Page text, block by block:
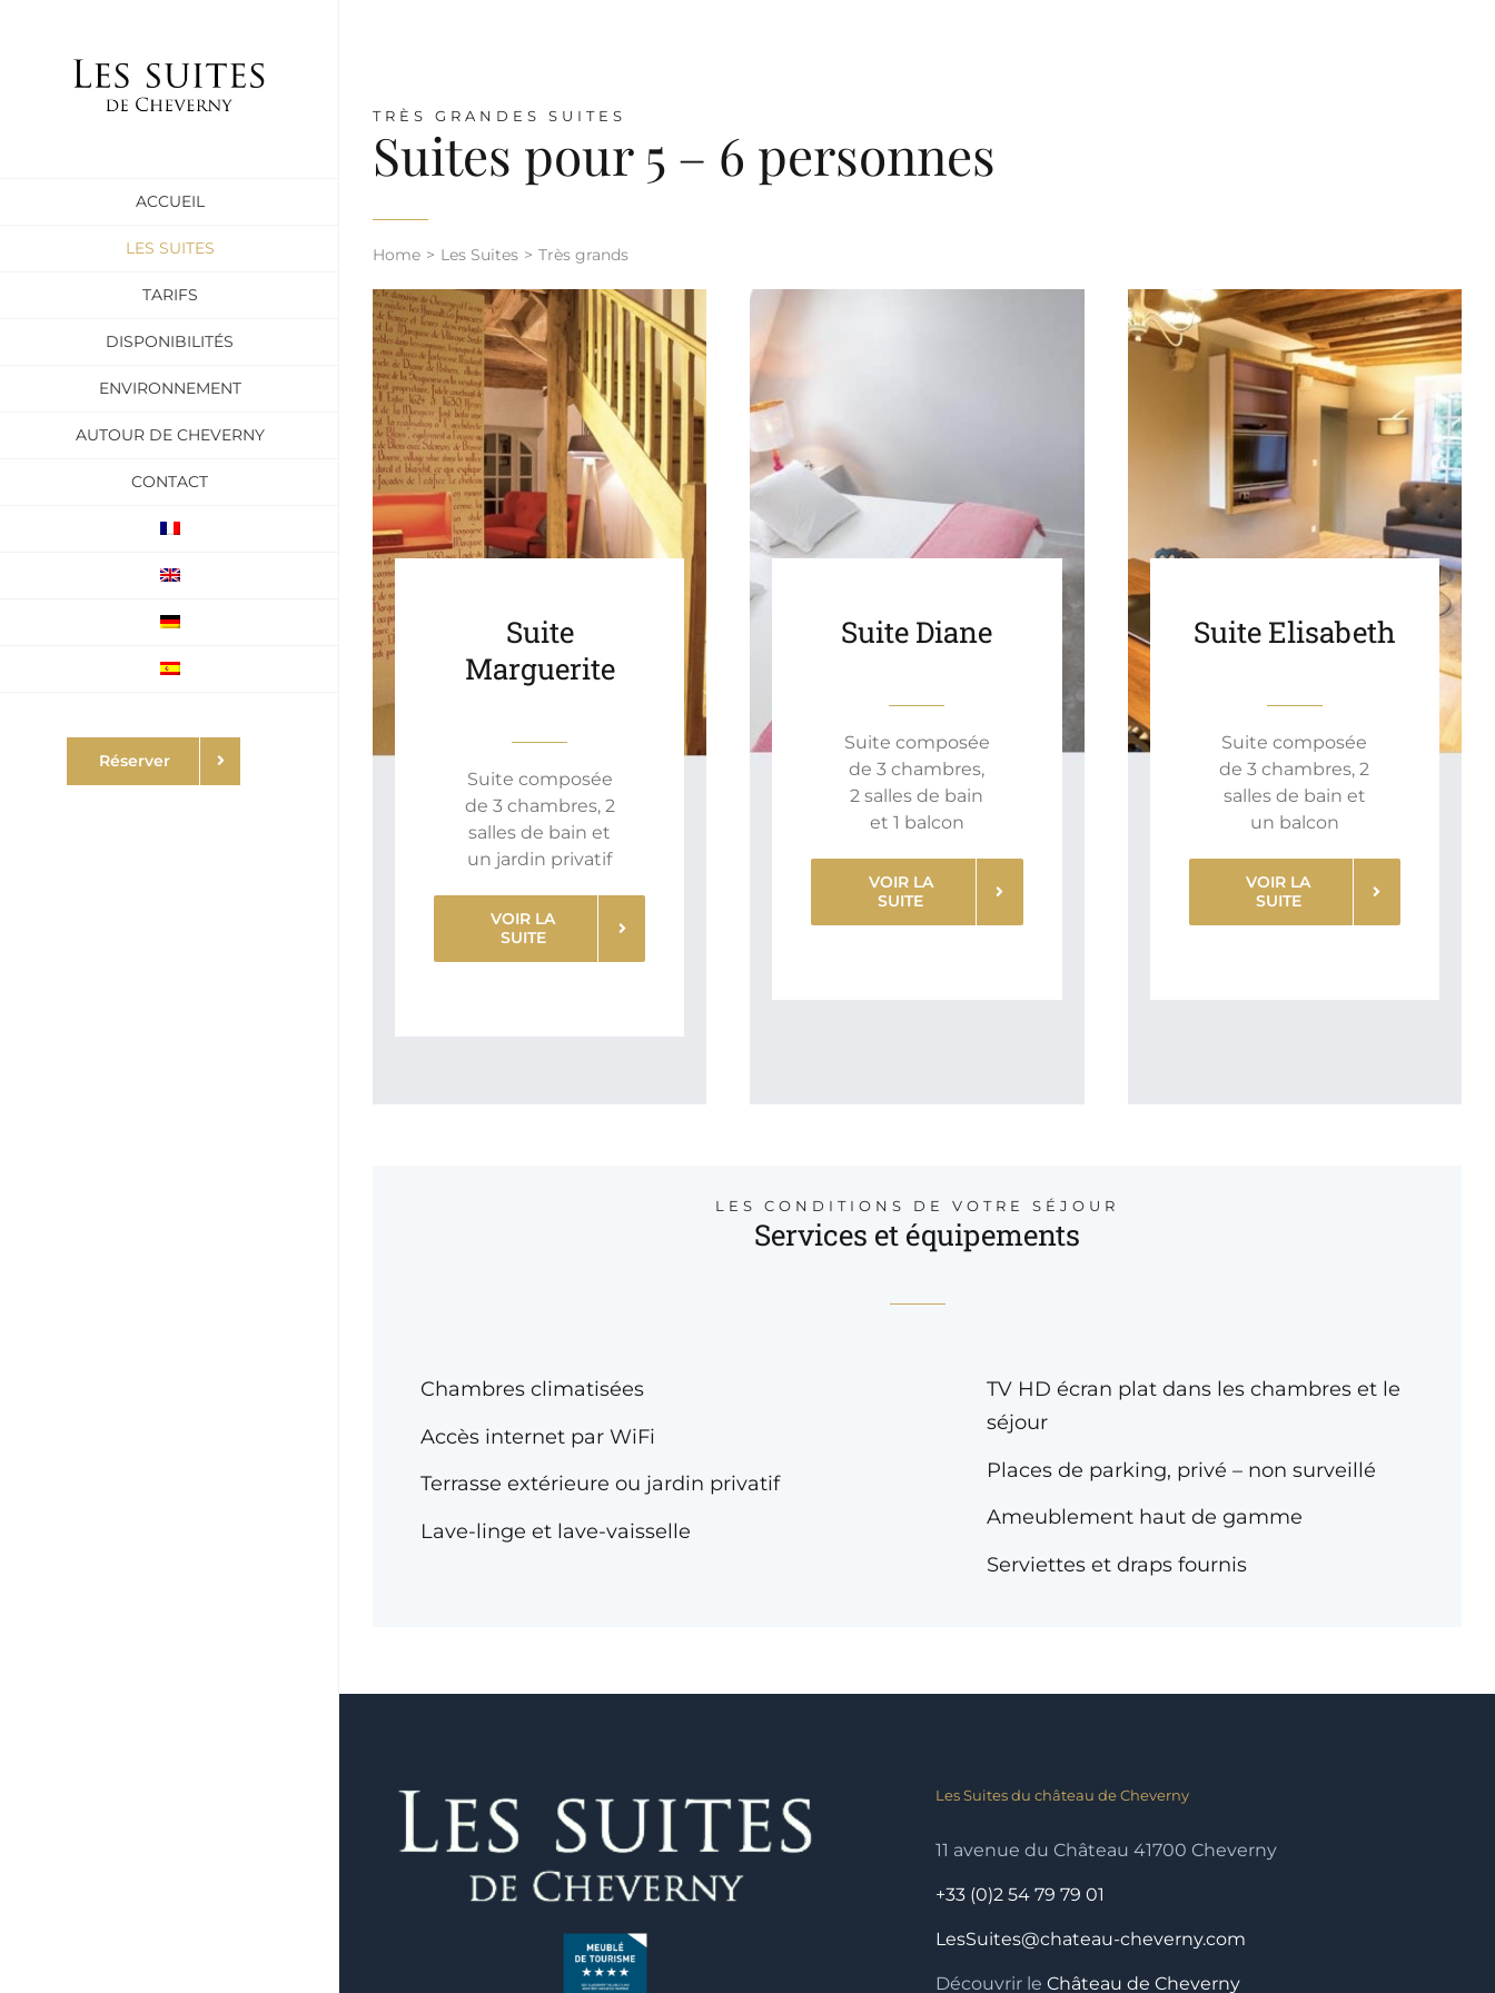
contenu
ACCUEIL
LES SUITES
TARIFS
DISPONIBILITÉS
ENVIRONNEMENT
AUTOUR DE CHEVERNY
CONTACT
Réserver
TRÈS GRANDES SUITES
Suites pour 5 – 6 personnes
Home Les Suites Très grands
Suite
Marguerite
Suite composée
de 3 chambres, 2
salles de bain et
un jardin privatif
VOIR LA
SUITE
Suite Diane
Suite composée
de 3 chambres,
2 salles de bain
et 1 balcon
VOIR LA
SUITE
Suite Elisabeth
Suite composée
de 3 chambres, 2
salles de bain et
un balcon
VOIR LA
SUITE
LES CONDITIONS DE VOTRE SÉJOUR
Services et équipements
Chambres climatisées
Accès internet par WiFi
Terrasse extérieure ou jardin privatif
Lave-linge et lave-vaisselle
TV HD écran plat dans les chambres et le
séjour
Places de parking, privé – non surveillé
Ameublement haut de gamme
Serviettes et draps fournis
Les Suites du château de Cheverny
11 avenue du Château 41700 Cheverny
+33 (0)2 54 79 79 01
LesSuites@chateau-cheverny.com
Découvrir le Château de Cheverny